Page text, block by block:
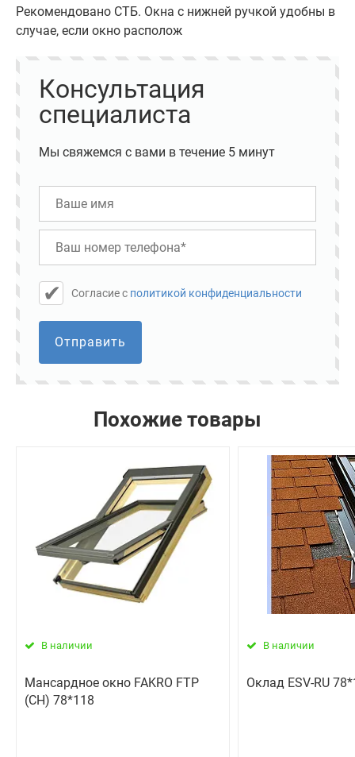
Рекомендовано СТБ. Окна с нижней ручкой удобны в
случае, если окно располож
Консультация
специалиста
Мы свяжемся с вами в течение 5 минут
Cогласие с политикой конфиденциальности
Отправить
Похожие товары
В наличии
Мансардное окно FAKRO FTP
(CH) 78*118
В наличии
Оклад ESV-RU